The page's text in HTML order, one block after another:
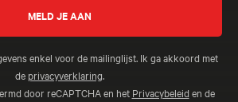
enkel voor de mailinglijst. Ik ga akkoord met
de privacyverklaring.
door reCAPTCHA en het Privacybeleid en de